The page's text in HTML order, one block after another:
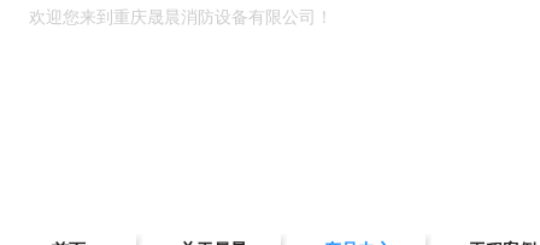
欢迎您来到重庆晟晨消防设备有限公司！